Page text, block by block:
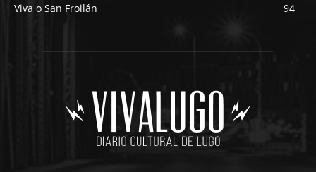
Viva o San Froilán
94